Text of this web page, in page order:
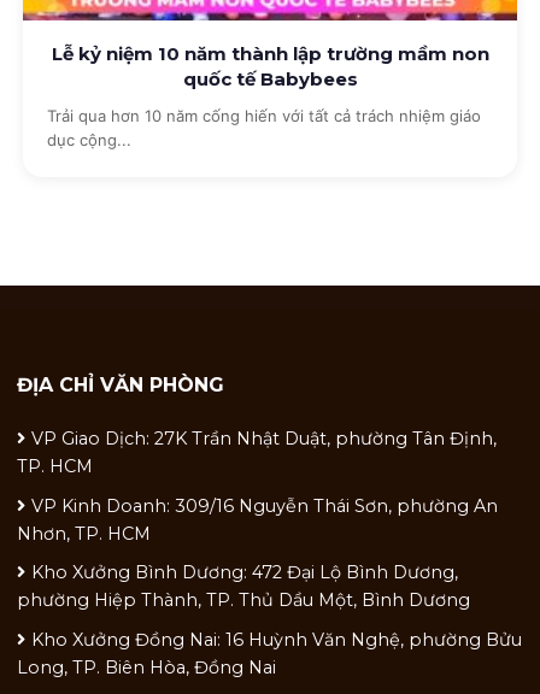
Lễ kỷ niệm 10 năm thành lập trường mầm non
quốc tế Babybees
Trải qua hơn 10 năm cống hiến với tất cả trách nhiệm giáo
dục cộng...
ĐỊA CHỈ VĂN PHÒNG
VP Giao Dịch: 27K Trần Nhật Duật, phường Tân Định,
TP. HCM
VP Kinh Doanh: 309/16 Nguyễn Thái Sơn, phường An
Nhơn, TP. HCM
Kho Xưởng Bình Dương: 472 Đại Lộ Bình Dương,
phường Hiệp Thành, TP. Thủ Dầu Một, Bình Dương
Kho Xưởng Đồng Nai: 16 Huỳnh Văn Nghệ, phường Bửu
Long, TP. Biên Hòa, Đồng Nai